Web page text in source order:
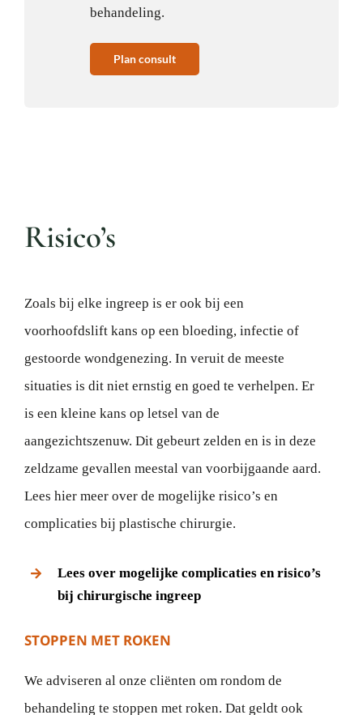
behandeling.
Plan consult
Risico’s
Zoals bij elke ingreep is er ook bij een
voorhoofdslift kans op een bloeding, infectie of
gestoorde wondgenezing. In veruit de meeste
situaties is dit niet ernstig en goed te verhelpen. Er
is een kleine kans op letsel van de
aangezichtszenuw. Dit gebeurt zelden en is in deze
zeldzame gevallen meestal van voorbijgaande aard.
Lees hier meer over de mogelijke risico’s en
complicaties bij plastische chirurgie.
Lees over mogelijke complicaties en risico’s
bij chirurgische ingreep
STOPPEN MET ROKEN
We adviseren al onze cliënten om rondom de
behandeling te stoppen met roken. Dat geldt ook